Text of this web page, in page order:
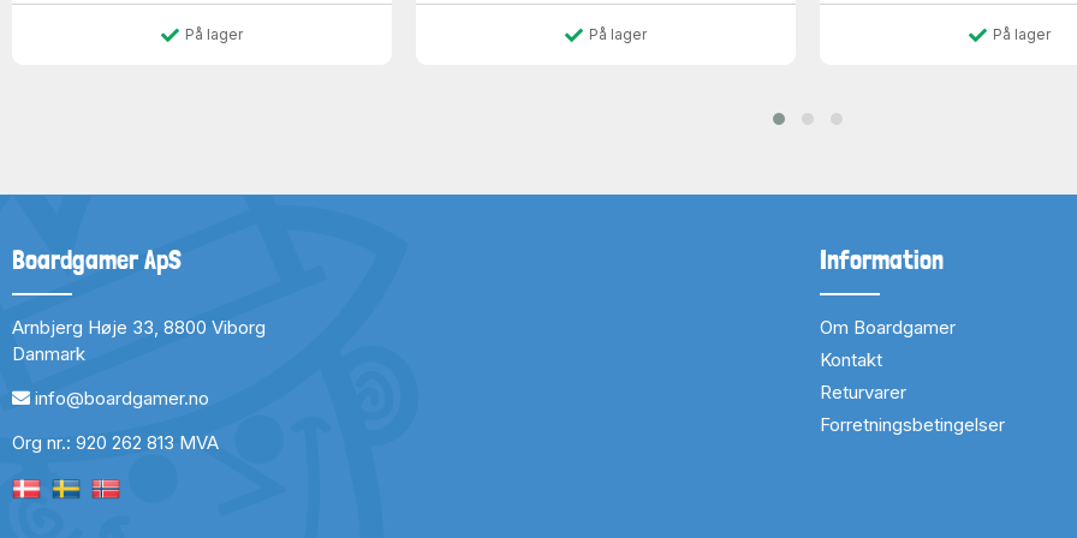
På lager På lager På lager
Boardgamer ApS
Arnbjerg Høje 33, 8800 Viborg
Danmark
info@boardgamer.no
Org nr.: 920 262 813 MVA
Information
Om Boardgamer
Kontakt
Returvarer
Forretningsbetingelser